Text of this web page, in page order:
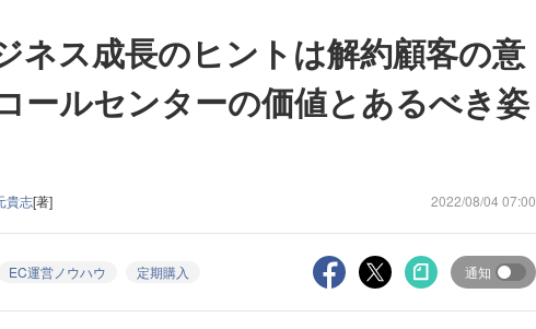
ネス成長のヒントは解約顧客の意
ルセンターの価値とあるべき姿
貴志[著] 2022/08/04 07:00
EC運営ノウハウ 定期購入 通知